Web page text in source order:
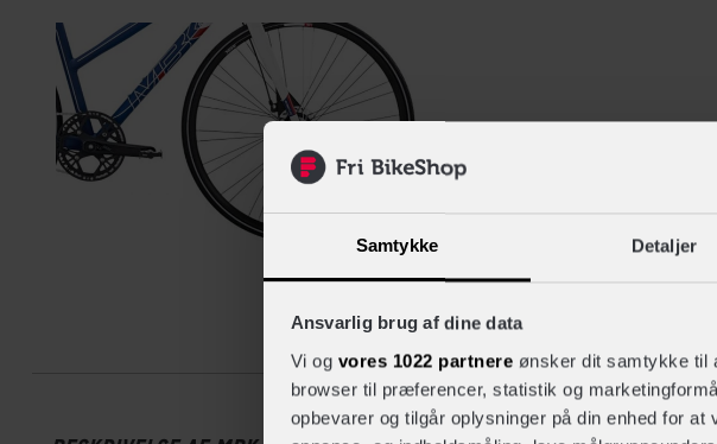
Samtykke Detaljer
Ansvarlig brug af dine data
Vi og vores 1022 partnere ønsker dit samtykke til
browser til præferencer, statistik og
opbevarer og tilgår oplysninger på din enhed for